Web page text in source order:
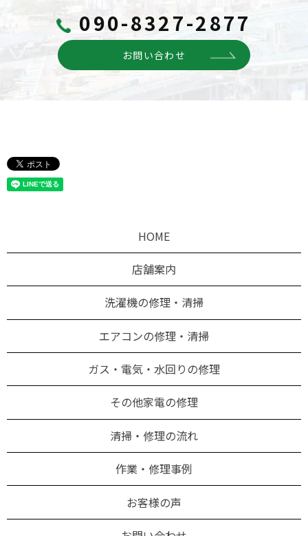
090-8327-2877
お問い合わせ
HOME
店舗案内
洗濯機の修理・清掃
エアコンの修理・清掃
ガス・電気・水回りの修理
その他家電の修理
清掃・修理の流れ
作業・修理事例
お客様の声